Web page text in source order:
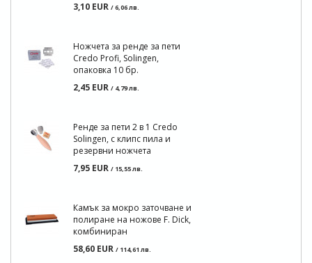
3,10 EUR / 6,06 лв.
Ножчета за ренде за пети
Credo Profi, Solingen,
опаковка 10 бр.
2,45 EUR / 4,79 лв.
Ренде за пети 2 в 1 Credo
Solingen, с клипс пила и
резервни ножчета
7,95 EUR / 15,55 лв.
Камък за мокро заточване и
полиране на ножове F. Dick,
комбиниран
58,60 EUR / 114,61 лв.